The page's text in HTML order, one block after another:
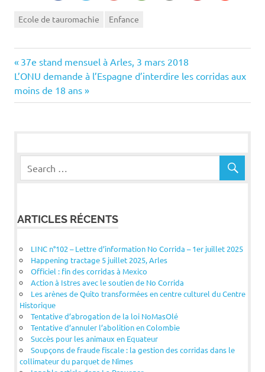
Ecole de tauromachie Enfance
Navigation
de
Previous
Post:
37e stand mensuel à Arles, 3 mars 2018
Next
Post:
L’ONU demande à l’Espagne d’interdire les corridas aux
moins de 18 ans
ARTICLES RÉCENTS
LINC n°102 – Lettre d’information No Corrida – 1er juillet 2025
Happening tractage 5 juillet 2025, Arles
Officiel : fin des corridas à Mexico
Action à Istres avec le soutien de No Corrida
Les arènes de Quito transformées en centre culturel du Centre
Historique
Tentative d’abrogation de la loi NoMasOlé
Tentative d’annuler l’abolition en Colombie
Succès pour les animaux en Equateur
Soupçons de fraude fiscale : la gestion des corridas dans le
collimateur du parquet de Nîmes